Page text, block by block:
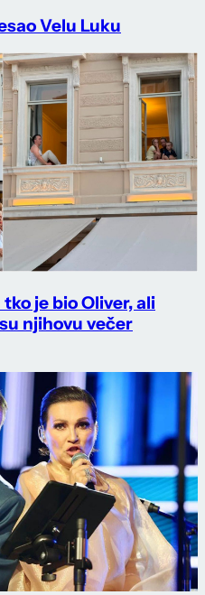
Velu Luku
je bio Oliver, ali
njihovu večer